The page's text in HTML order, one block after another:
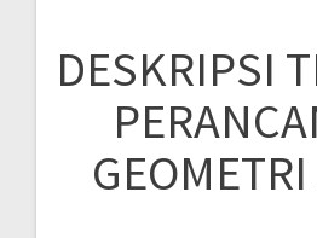
DESKRIPSI